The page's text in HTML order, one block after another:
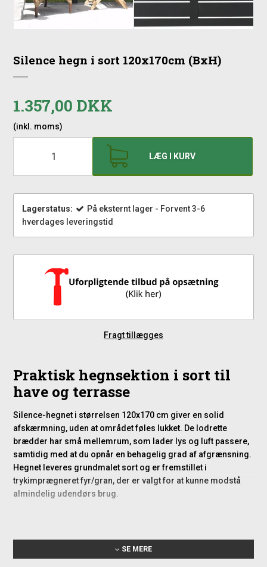
Silence hegn i sort 120x170cm (BxH)
1.357,00 DKK
(inkl. moms)
LÆG I KURV
Lagerstatus:
På eksternt lager - Forvent 3-6
hverdages leveringstid
Fragt tillægges
Praktisk hegnsektion i sort til
have og terrasse
Silence-hegnet i størrelsen 120x170 cm giver en solid
afskærmning, uden at området føles lukket. De lodrette
brædder har små mellemrum, som lader lys og luft passere,
samtidig med at du opnår en behagelig grad af afgrænsning.
Hegnet leveres grundmalet sort og er fremstillet i
trykimprægneret fyr/gran, der er valgt for at kunne modstå
almindelig udendørs brug.
Hegnet kan bruges i mange typer uderum. Det egner sig både
til indramning af terrasse, skel mellem nabogrunde eller som
SE MERE